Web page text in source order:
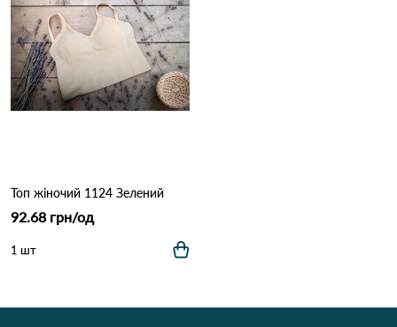
Топ жіночий 1124 Зелений
92.68 грн/од
1 шт